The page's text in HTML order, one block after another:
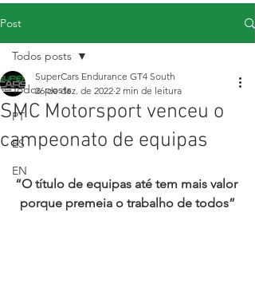
Post
Todos posts
PT
ES
EN
Todos posts
SMC Motorsport venceu o
campeonato de equipas
SuperCars Endurance GT4 South
26 de dez. de 2022 2 min de leitura
“O título de equipas até tem mais valor
porque premeia o trabalho de todos”